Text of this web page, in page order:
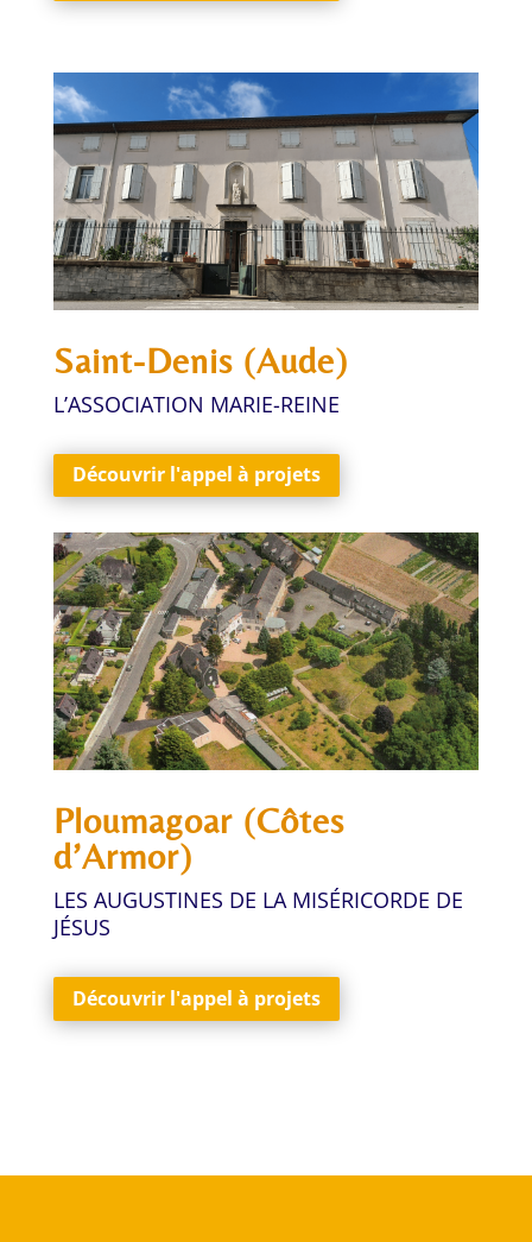
Saint-Denis (Aude)
L’ASSOCIATION MARIE-REINE
Découvrir l'appel à projets
Ploumagoar (Côtes
d’Armor)
LES AUGUSTINES DE LA MISÉRICORDE DE
JÉSUS
Découvrir l'appel à projets